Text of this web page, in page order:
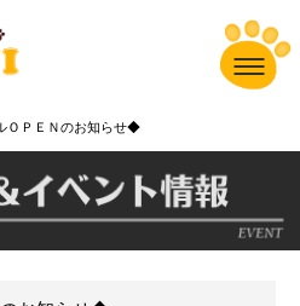
ＯＰＥＮのお知らせ◆